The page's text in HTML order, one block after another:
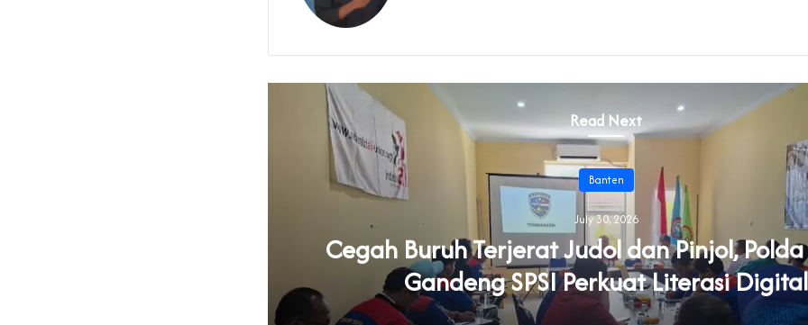
Read Next
Banten
July 30, 2026
Cegah Buruh Terjerat Judol dan Pinjol,
Gandeng SPSI Perkuat Literasi Digital